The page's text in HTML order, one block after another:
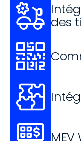
des